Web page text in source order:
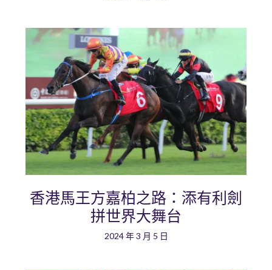
香港馬王方嘉柏之路：添有利劍
拼世界大舞台
2024 年 3 月 5 日